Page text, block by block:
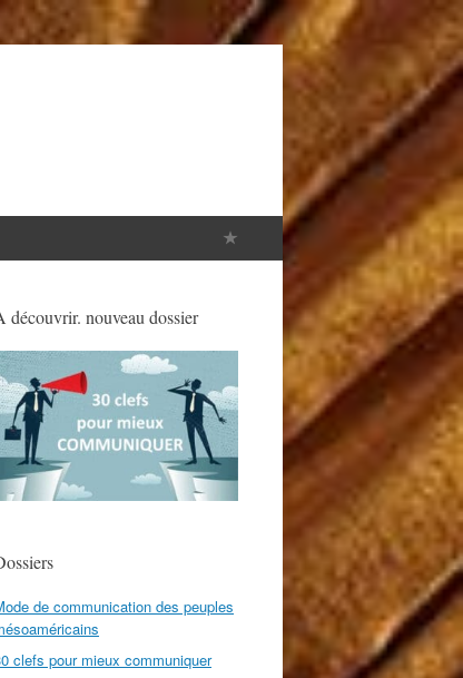
découvrir. nouveau dossier
de communication des peuples
clefs pour mieux communiquer